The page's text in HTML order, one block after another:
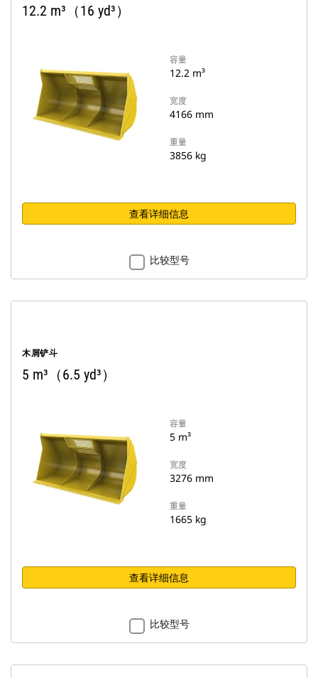
12.2 m³（16 yd³）
容量
12.2 m³
宽度
4166 mm
重量
3856 kg
查看详细信息
比较型号
木屑铲斗
5 m³（6.5 yd³）
容量
5 m³
宽度
3276 mm
重量
1665 kg
查看详细信息
比较型号